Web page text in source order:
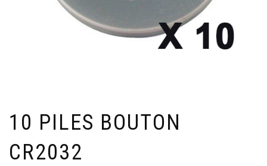
10 PILES BOUTON
CR2032